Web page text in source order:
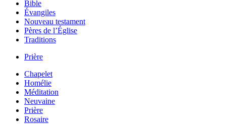
Bible
Évangiles
Nouveau testament
Pères de l’Église
Traditions
Prière
Chapelet
Homélie
Méditation
Neuvaine
Prière
Rosaire